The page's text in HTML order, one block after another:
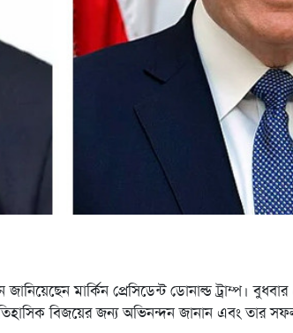
মার্কিন প্রেসিডেন্ট ডোনাল্ড ট্রাম্প।
বিজয়ের জন্য অভিনন্দন জানান এবং তার